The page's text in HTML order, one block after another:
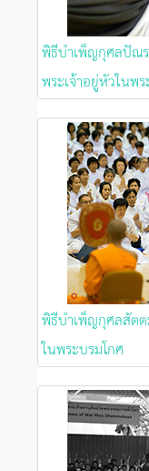
พิธีบำเพ็ญกุศลปัณ
พระเจ้าอยู่หัวในพ
พิธีบำเพ็ญกุศลสัตต
ในพระบรมโกศ